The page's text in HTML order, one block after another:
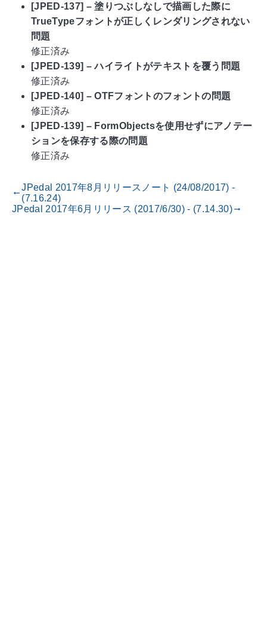
[JPED-137] – 塗りつぶしなしで描画した際に
TrueTypeフォントが正しくレンダリングされない
問題
修正済み
[JPED-139] – ハイライトがテキストを覆う問題
修正済み
[JPED-140] – OTFフォントのフォントの問題
修正済み
[JPED-139] – FormObjectsを使用せずにアノテー
ションを保存する際の問題
修正済み
gdoc_arrow_left_alt
JPedal 2017年8月リリースノート (24/08/2017) -
(7.16.24)
JPedal 2017年6月リリース (2017/6/30) - (7.14.30)gdoc_arrow_right_alt